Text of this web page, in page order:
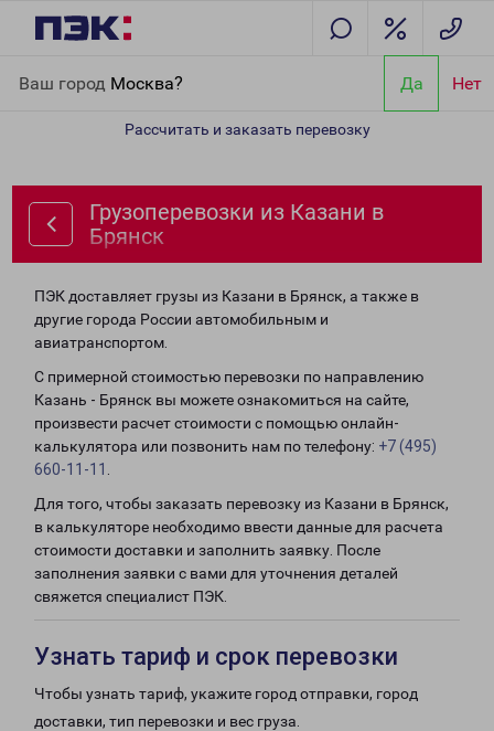
Ваш город Москва? Да Нет
Рассчитать и заказать перевозку
Грузоперевозки из Казани в
Брянск
ПЭК доставляет грузы из Казани в Брянск, а также в
другие города России автомобильным и
авиатранспортом.
С примерной стоимостью перевозки по направлению
Казань - Брянск вы можете ознакомиться на сайте,
произвести расчет стоимости с помощью онлайн-
калькулятора или позвонить нам по телефону: +7 (495)
660-11-11
Для того, чтобы заказать перевозку из Казани в Брянск,
в калькуляторе необходимо ввести данные для расчета
стоимости доставки и заполнить заявку. После
заполнения заявки с вами для уточнения деталей
свяжется специалист ПЭК.
Узнать тариф и срок перевозки
Чтобы узнать тариф, укажите город отправки, город
доставки, тип перевозки и вес груза.